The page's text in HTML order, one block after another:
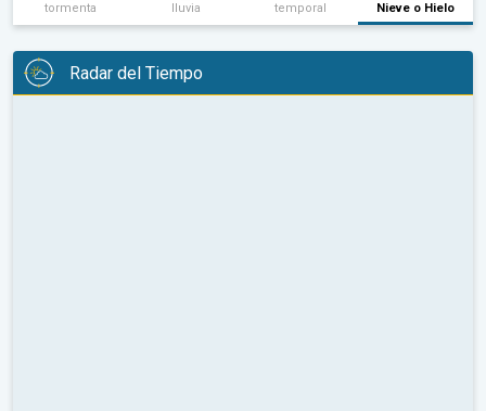
tormenta lluvia temporal Nieve o Hielo
Radar del Tiempo